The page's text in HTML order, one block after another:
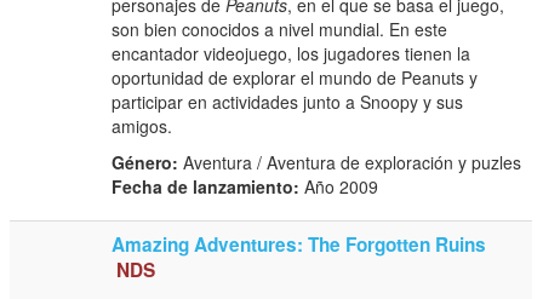
son bien conocidos a nivel mundial. En este
encantador videojuego, los jugadores tienen la
oportunidad de explorar el mundo de Peanuts y
participar en actividades junto a Snoopy y sus
amigos.
Género: Aventura / Aventura de exploración y puzles
Fecha de lanzamiento: Año 2009
Amazing Adventures: The Forgotten Ruins
NDS